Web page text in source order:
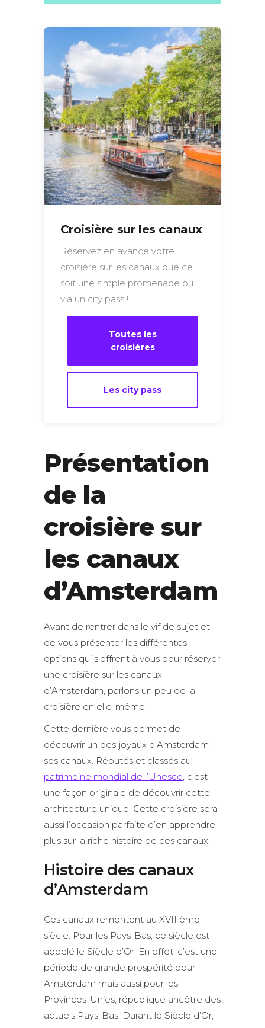
Croisière sur les canaux
Réservez en avance votre
croisière sur les canaux que ce
soit une simple promenade ou
via un city pass !
Toutes les
croisières
Les city pass
Présentation
de la
croisière sur
les canaux
d’Amsterdam
Avant de rentrer dans le vif de sujet et
de vous présenter les différentes
options qui s’offrent à vous pour réserver
une croisière sur les canaux
d’Amsterdam, parlons un peu de la
croisière en elle-même.
Cette dernière vous permet de
découvrir un des joyaux d’Amsterdam :
ses canaux. Réputés et classés au
patrimoine mondial de l’Unesco, c’est
une façon originale de découvrir cette
architecture unique. Cette croisière sera
aussi l’occasion parfaite d’en apprendre
plus sur la riche histoire de ces canaux.
Histoire des canaux
d’Amsterdam
Ces canaux remontent au XVII ème
siècle. Pour les Pays-Bas, ce siècle est
appelé le Siècle d’Or. En effet, c’est une
période de grande prospérité pour
Amsterdam mais aussi pour les
Provinces-Unies, république ancêtre des
actuels Pays-Bas. Durant le Siècle d’Or,